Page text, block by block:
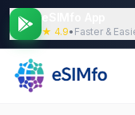
★ 4.9• Faster &